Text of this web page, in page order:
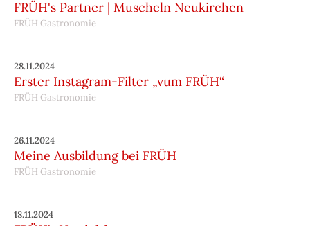
FRÜH's Partner | Muscheln Neukirchen
FRÜH Gastronomie
28.11.2024
Erster Instagram-Filter „vum FRÜH“
FRÜH Gastronomie
26.11.2024
Meine Ausbildung bei FRÜH
FRÜH Gastronomie
18.11.2024